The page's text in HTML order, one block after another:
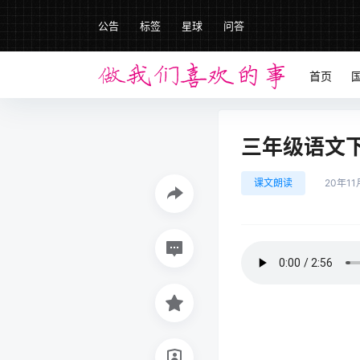
公告 标签 星球 问答
首页
三年级语文
课文朗读 20年11